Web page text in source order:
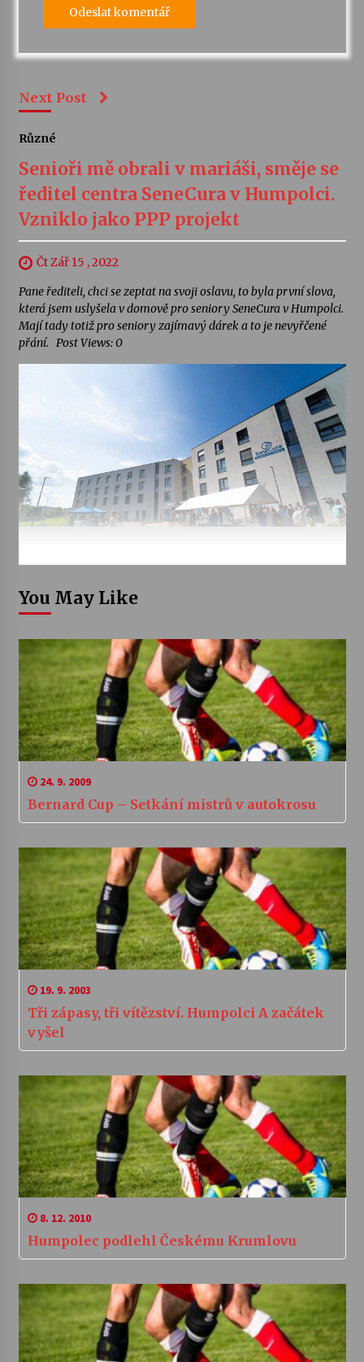
Next Post
Různé
Senioři mě obrali v mariáši, směje se
ředitel centra SeneCura v Humpolci.
Vzniklo jako PPP projekt
Čt Zář 15 , 2022
Pane řediteli, chci se zeptat na svoji oslavu, to byla první slova,
která jsem uslyšela v domově pro seniory SeneCura v Humpolci.
Mají tady totiž pro seniory zajímavý dárek a to je nevyřčené
přání. Post Views: 0
You May Like
24. 9. 2009
Bernard Cup – Setkání mistrů v autokrosu
19. 9. 2003
Tři zápasy, tři vítězství. Humpolci A začátek
vyšel
8. 12. 2010
Humpolec podlehl Českému Krumlovu